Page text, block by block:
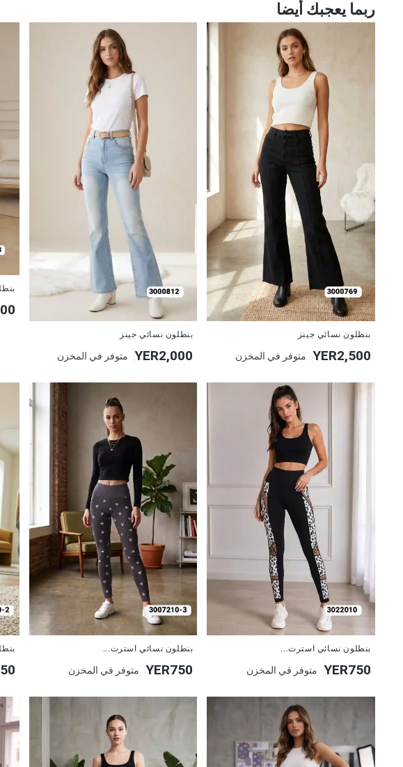
ربما يعجبك أيضا
بنطلون نسائي جينز
YER2,500 متوفر في المخزن
بنطلون نسائي جينز
YER2,000 متوفر في المخزن
بنطلون نسائي استرت...
YER750 متوفر في المخزن
بنطلون نسائي استرت...
YER750 متوفر في المخزن